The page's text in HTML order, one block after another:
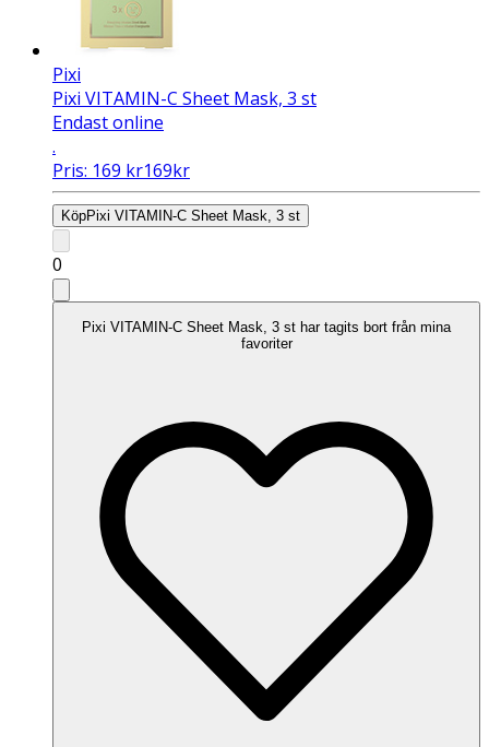
Pixi
Pixi VITAMIN-C Sheet Mask, 3 st
Endast online
.
Pris: 169 kr169kr
KöpPixi VITAMIN-C Sheet Mask, 3 st
0
Pixi VITAMIN-C Sheet Mask, 3 st har tagits bort från mina
favoriter